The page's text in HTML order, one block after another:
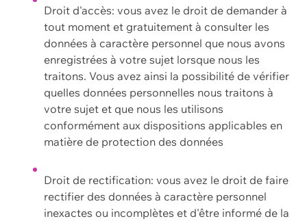
Droit d'accès: vous avez le droit de demander à
tout moment et gratuitement à consulter les
données à caractère personnel que nous avons
enregistrées à votre sujet lorsque nous les
traitons. Vous avez ainsi la possibilité de vérifier
quelles données personnelles nous traitons à
votre sujet et que nous les utilisons
conformément aux dispositions applicables en
matière de protection des données
Droit de rectification: vous avez le droit de faire
rectifier des données à caractère personnel
inexactes ou incomplètes et d'être informé de la